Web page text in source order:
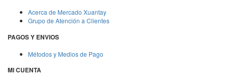
Acerca de Mercado Xuantay
Grupo de Atención a Clientes
PAGOS Y ENVIOS
Métodos y Medios de Pago
MI CUENTA